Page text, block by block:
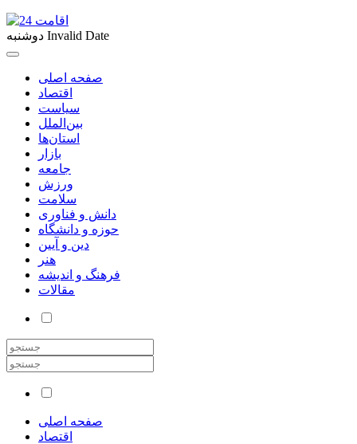
دوشنبه Invalid Date
صفحه اصلی
اقتصاد
سیاست
بین‌الملل
استان‌ها
بازار
جامعه
ورزش
سلامت
دانش و فناوری
حوزه و دانشگاه
دین و آیین
هنر
فرهنگ و اندیشه
مقالات
صفحه اصلی
اقتصاد